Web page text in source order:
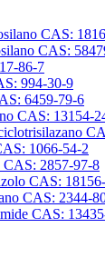
CAS:
CAS:
86-7
994-30-9
6459-79-6
CAS: 13154-
1066-54-2
2857-97-8
CAS:
CAS: 2344-
CAS: